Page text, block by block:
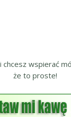
wspierać
że to proste!